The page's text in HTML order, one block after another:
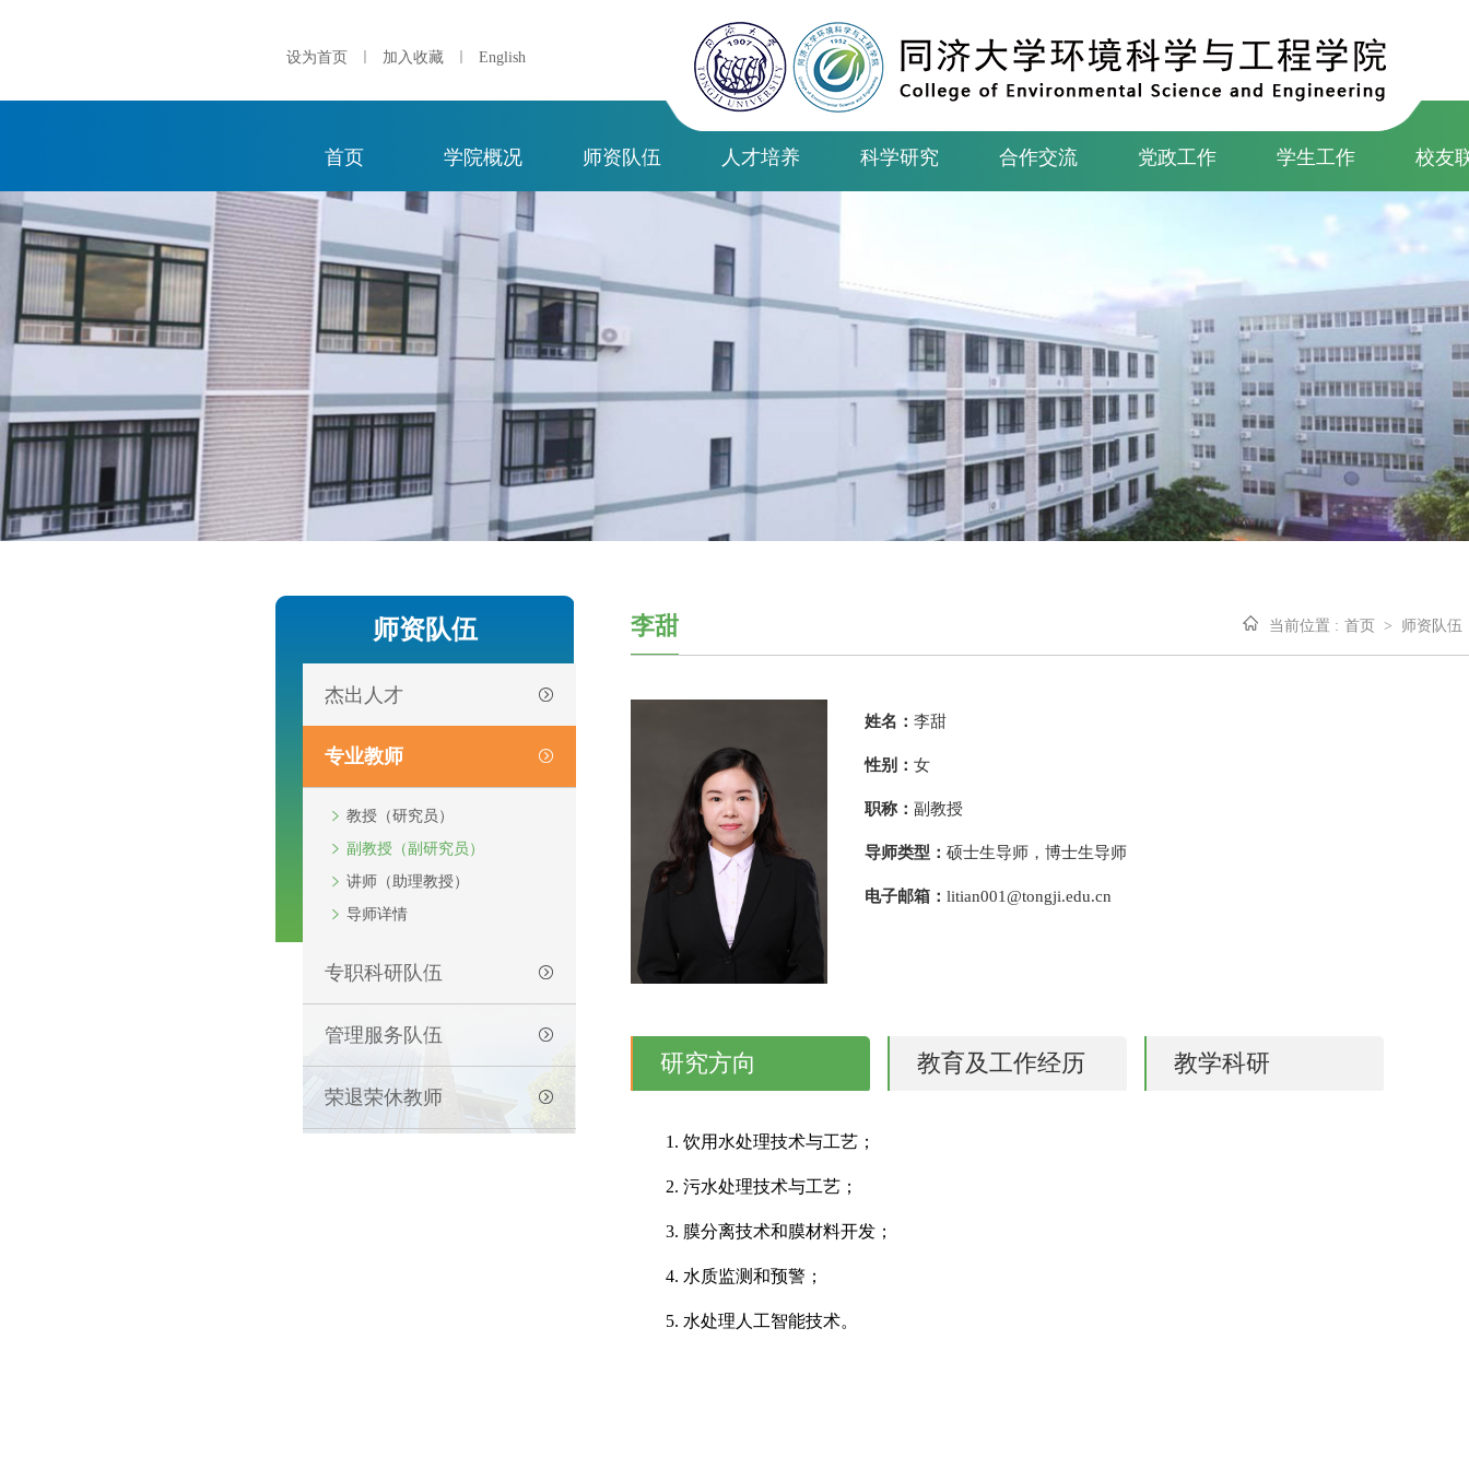
设为首页 加入收藏 English
首页 学院概况 师资队伍 人才培养 科学研究 合作交流 党政工作 学生工作 校友
师资队伍
杰出人才
专业教师
教授（研究员）
副教授（副研究员）
讲师（助理教授）
导师详情
专职科研队伍
管理服务队伍
荣退荣休教师
李甜 当前位置 : 首页 > 师资队伍
姓名： 李甜
性别： 女
职称： 副教授
导师类型： 硕士生导师，博士生导师
电子邮箱： litian001@tongji.edu.cn
研究方向 教育及工作经历 教学科研
1. 饮用水处理技术与工艺；
2. 污水处理技术与工艺；
3. 膜分离技术和膜材料开发；
4. 水质监测和预警；
5. 水处理人工智能技术。